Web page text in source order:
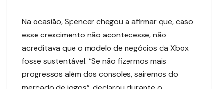
Na ocasião, Spencer chegou a afirmar que, caso
esse crescimento não acontecesse, não
acreditava que o modelo de negócios da Xbox
fosse sustentável. “Se não fizermos mais
progressos além dos consoles, sairemos do